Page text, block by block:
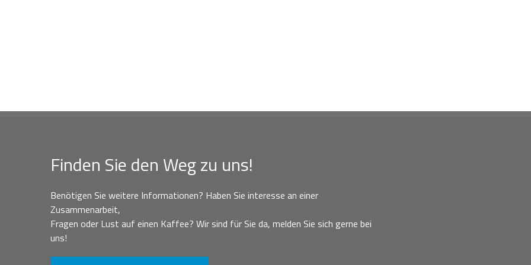
Finden Sie den Weg zu uns!
Benötigen Sie weitere Informationen? Haben Sie interesse an einer
Zusammenarbeit,
Fragen oder Lust auf einen Kaffee? Wir sind für Sie da, melden Sie sich gerne bei
uns!